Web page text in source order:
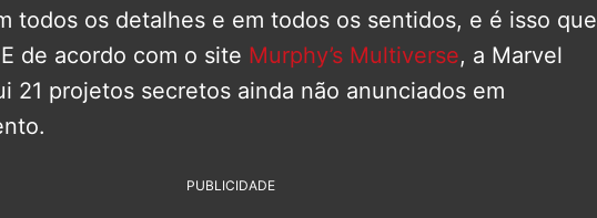
todos os detalhes e em todos os sentidos, e é isso que
de acordo com o site Murphy’s Multiverse, a Marvel
21 projetos secretos ainda não anunciados em
PUBLICIDADE